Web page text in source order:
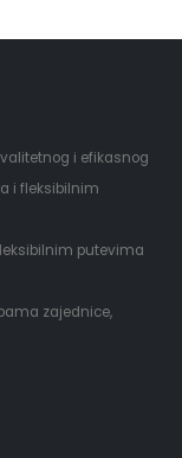
i efikasnog
i fleksibilnim
putevima
zajednice,